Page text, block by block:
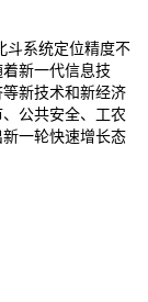
斗系统定位精度不
新一代信息技
新技术和新经济
公共安全、工农
一轮快速增长态